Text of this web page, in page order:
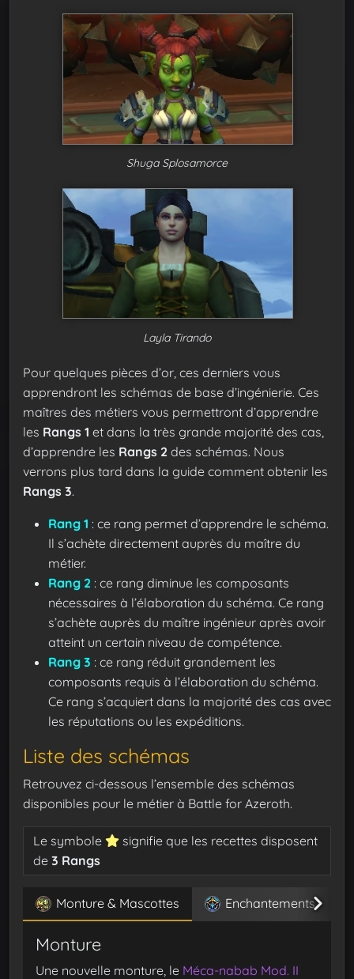
Shuga Splosamorce
Layla Tirando
Pour quelques pièces d’or, ces derniers vous
apprendront les schémas de base d’ingénierie. Ces
maîtres des métiers vous permettront d’apprendre
les Rangs 1 et dans la très grande majorité des cas,
d’apprendre les Rangs 2 des schémas. Nous
verrons plus tard dans la guide comment obtenir les
Rangs 3.
Rang 1 : ce rang permet d’apprendre le schéma.
Il s’achète directement auprès du maître du
métier.
Rang 2 : ce rang diminue les composants
nécessaires à l’élaboration du schéma. Ce rang
s’achète auprès du maître ingénieur après avoir
atteint un certain niveau de compétence.
Rang 3 : ce rang réduit grandement les
composants requis à l’élaboration du schéma.
Ce rang s’acquiert dans la majorité des cas avec
les réputations ou les expéditions.
Liste des schémas
Retrouvez ci-dessous l’ensemble des schémas
disponibles pour le métier à Battle for Azeroth.
Le symbole
signifie que les recettes disposent
de 3 Rangs
Monture & Mascottes Enchantements
Monture
Une nouvelle monture, le Méca-nabab Mod. II